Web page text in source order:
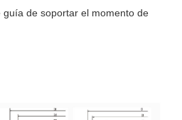
de soportar el momento de